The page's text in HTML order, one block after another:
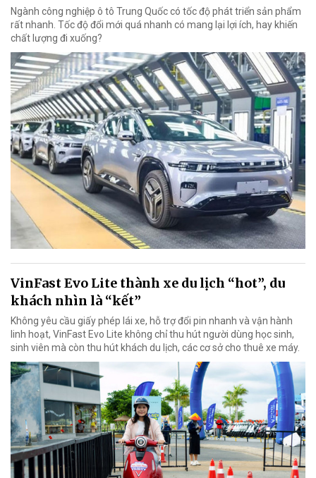
Ngành công nghiệp ô tô Trung Quốc có tốc độ phát triển sản phẩm
rất nhanh. Tốc độ đổi mới quá nhanh có mang lại lợi ích, hay khiến
chất lượng đi xuống?
VinFast Evo Lite thành xe du lịch “hot”, du
khách nhìn là “kết”
Không yêu cầu giấy phép lái xe, hỗ trợ đổi pin nhanh và vận hành
linh hoạt, VinFast Evo Lite không chỉ thu hút người dùng học sinh,
sinh viên mà còn thu hút khách du lịch, các cơ sở cho thuê xe máy.